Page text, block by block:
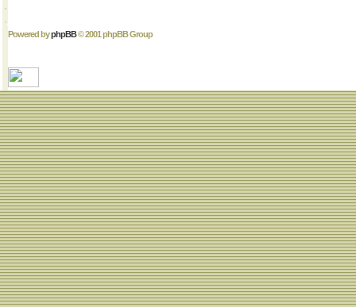
Powered byphpBB© 2001 phpBB Group